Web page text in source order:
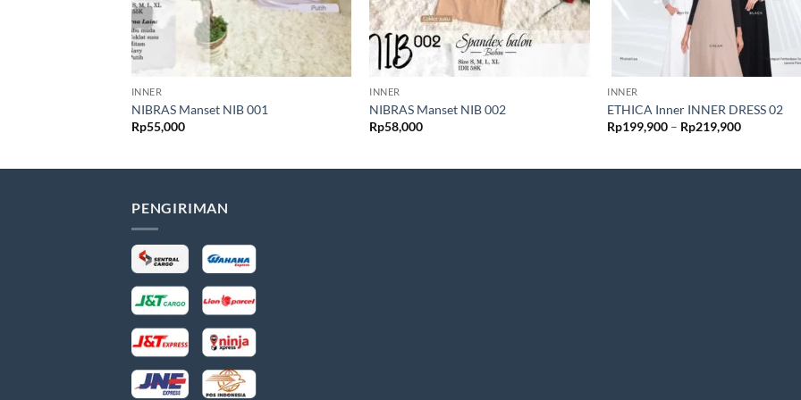
INNER
NIBRAS Manset NIB 001
Rp55,000
INNER
NIBRAS Manset NIB 002
Rp58,000
INNER
ETHICA Inner INNER DRESS 02
Rp199,900 – Rp219,900Rentang
PENGIRIMAN